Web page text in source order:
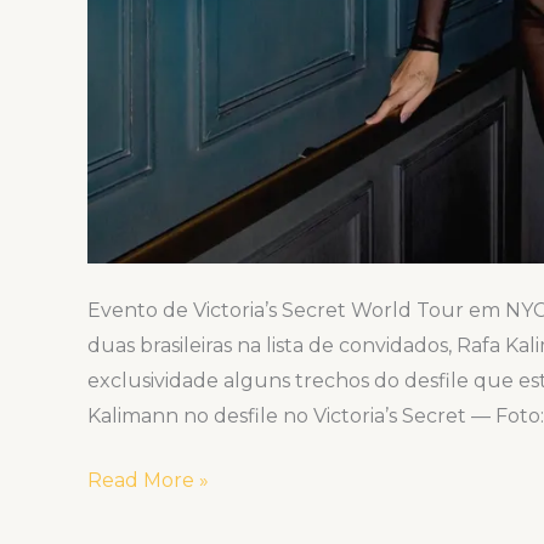
Evento de Victoria’s Secret World Tour em
duas brasileiras na lista de convidados, Rafa
exclusividade alguns trechos do desfile que
Kalimann no desfile no Victoria’s Secret —
Read More »